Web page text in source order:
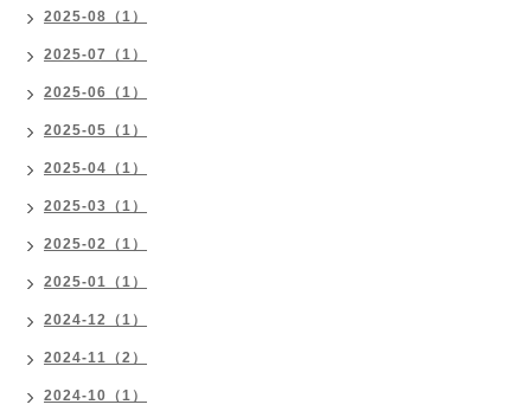
2025-08（1）
2025-07（1）
2025-06（1）
2025-05（1）
2025-04（1）
2025-03（1）
2025-02（1）
2025-01（1）
2024-12（1）
2024-11（2）
2024-10（1）